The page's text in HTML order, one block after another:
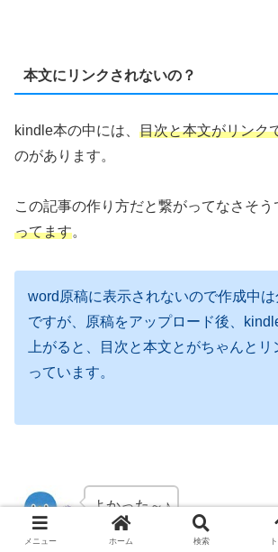
本文にリンクされないの？
kindle本の中には、 目次と本文がリンク
のがあります。
この記事の作り方だと繋がってなさそう
ってます。
word原稿に表示されないので作成中
ですが、原稿をアップロード後、
上がると、目次と本文とがちゃんと
っています。
よかった～♪
メニュー ホーム 検索